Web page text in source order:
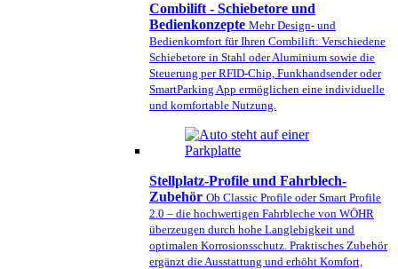
Combilift - Schiebetore und
Bedienkonzepte Mehr Design- und
Bedienkomfort für Ihren Combilift: Verschiedene
Schiebetore in Stahl oder Aluminium sowie die
Steuerung per RFID-Chip, Funkhandsender oder
SmartParking App ermöglichen eine individuelle
und komfortable Nutzung.
Stellplatz-Profile und Fahrblech-
Zubehör Ob Classic Profile oder Smart Profile
2.0 – die hochwertigen Fahrbleche von WÖHR
überzeugen durch hohe Langlebigkeit und
optimalen Korrosionsschutz. Praktisches Zubehör
ergänzt die Ausstattung und erhöht Komfort,